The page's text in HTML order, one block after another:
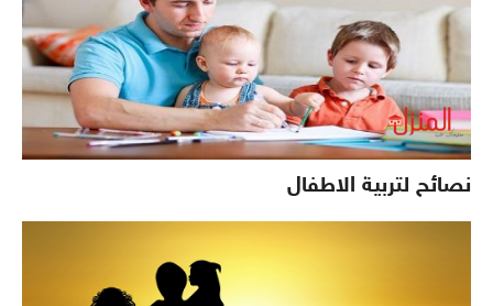
نصائح لتربية الاطفال